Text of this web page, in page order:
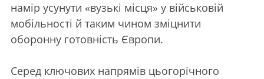
намір усунути «вузькі місця» у військовій
мобільності й таким чином зміцнити
оборонну готовність Європи.
Серед ключових напрямів цьогорічного